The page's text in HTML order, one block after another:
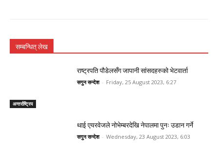
सम्बन्धित् लेख
अन्तर्राष्ट्रिय
राष्ट्रपति पौडेलसँग जापानी सांसदहरुको भेटवार्ता
सगुन सन्देश - Friday, 25 August 2023, 6:27
थाई एयरवेजले नोभेम्बरदेखि नेपालमा पुनः उडान गर्ने
सगुन सन्देश - Wednesday, 23 August 2023, 6:03